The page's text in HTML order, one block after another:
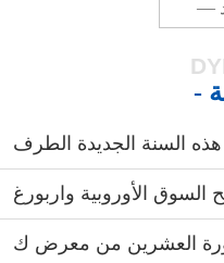
السوق الأوروبية واربورغ